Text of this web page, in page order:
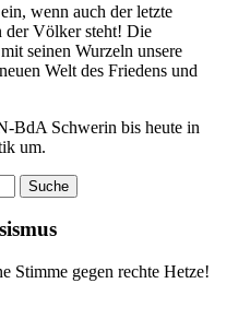
wenn auch der letzte
der Völker steht! Die
seinen Wurzeln unsere
Welt des Friedens und
BdA Schwerin bis heute in
um.
Stimme gegen rechte Hetze!